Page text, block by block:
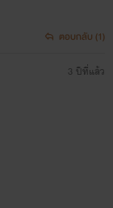
ตอบกลับ (1)
3 ปีที่แล้ว